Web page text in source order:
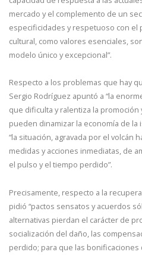
mercado y el complemento de un
especificidades y respetuoso con el
cultural, como valores esenciales,
modelo único y excepcional”.
Respecto a los problemas que hay
Sergio Rodríguez apuntó a “la
que dificulta y ralentiza la
pueden dinamizar la economía de la
“la situación, agravada por el volcán
medidas y acciones inmediatas, de
el pulso y el tiempo perdido”.
Precisamente, respecto a la
pidió “pactos sensatos y acuerdos
alternativas pierdan el carácter de
socialización del daño, las
perdido; para que las bonificaciones